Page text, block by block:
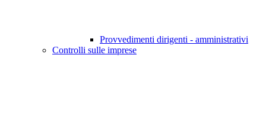
Provvedimenti dirigenti - amministrativi
Controlli sulle imprese